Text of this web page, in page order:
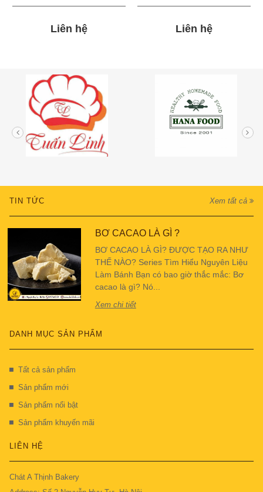
Liên hệ Liên hệ
TIN TỨC Xem tất cả
BƠ CACAO LÀ GÌ ?
BƠ CACAO LÀ GÌ? ĐƯỢC TẠO RA NHƯ
THẾ NÀO? Series Tìm Hiểu Nguyên Liệu
Làm Bánh Bạn có bao giờ thắc mắc: Bơ
cacao là gì? Nó...
Xem chi tiết
DANH MỤC SẢN PHẨM
Tất cả sản phẩm
Sản phẩm mới
Sản phẩm nổi bật
Sản phẩm khuyến mãi
LIÊN HỆ
Chát A Thịnh Bakery